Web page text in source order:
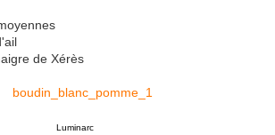
de Xérès
Luminarc